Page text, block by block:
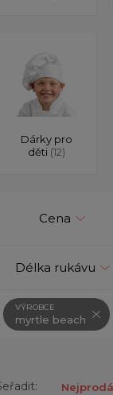
Dárky pro
děti (12)
Cena
Délka rukávu
VÝROBCE
myrtle beach